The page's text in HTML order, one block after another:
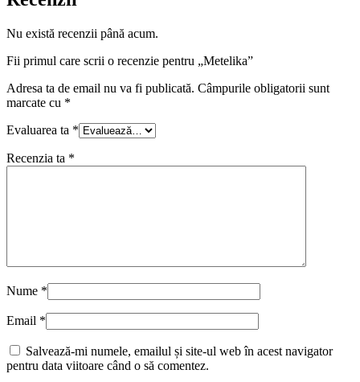
Nu există recenzii până acum.
Fii primul care scrii o recenzie pentru „Metelika”
Adresa ta de email nu va fi publicată. Câmpurile obligatorii sunt
marcate cu *
Evaluarea ta *
Recenzia ta *
Nume *
Email *
Salvează-mi numele, emailul și site-ul web în acest navigator
pentru data viitoare când o să comentez.